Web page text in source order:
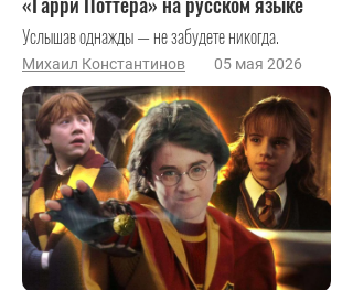
Услышав однажды — не забудете никогда.
Михаил Константинов 05 мая 2026